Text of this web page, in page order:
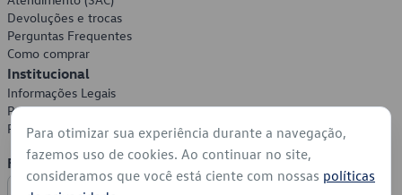
Devoluções e trocas
Perguntas Frequentes
Como comprar
Institucional
Informações Legais
Política de Privacidade
Política de Cookies
Formas de Pagamento
Para otimizar sua experiência durante a navegação,
fazemos uso de cookies. Ao continuar no site,
consideramos que você está ciente com nossas políticas